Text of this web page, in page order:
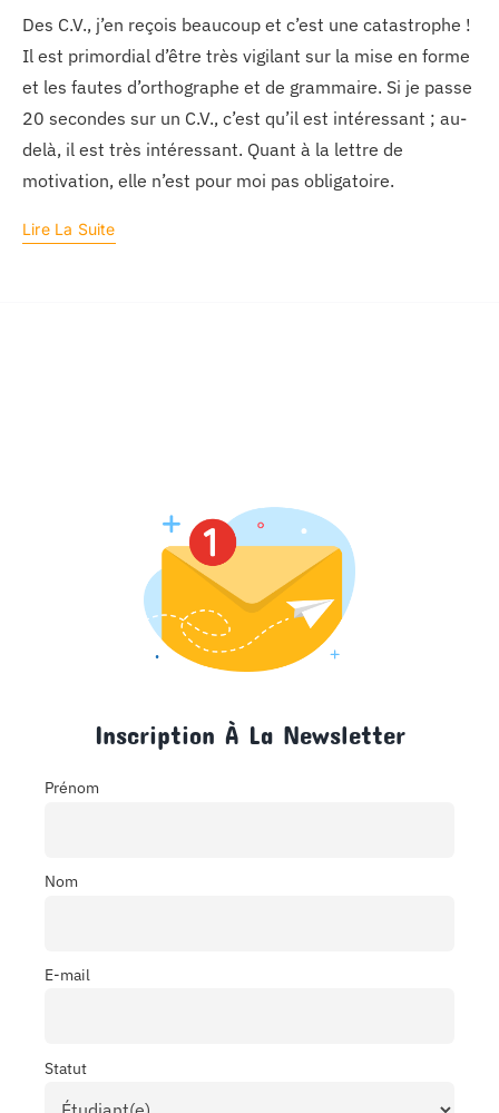
Des C.V., j’en reçois beaucoup et c’est une catastrophe !
Il est primordial d’être très vigilant sur la mise en forme
et les fautes d’orthographe et de grammaire. Si je passe
20 secondes sur un C.V., c’est qu’il est intéressant ; au-
delà, il est très intéressant. Quant à la lettre de
motivation, elle n’est pour moi pas obligatoire.
Lire La Suite
Inscription À La Newsletter
Prénom
Nom
E-mail
Statut